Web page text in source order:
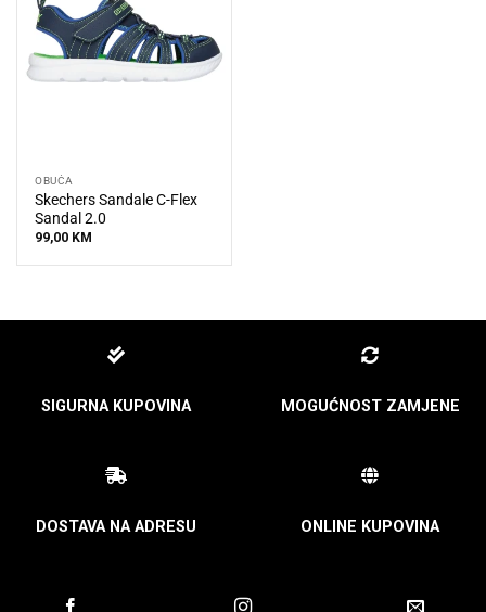
OBUĆA
Skechers Sandale C-Flex
Sandal 2.0
99,00 KM
SIGURNA KUPOVINA MOGUĆNOST ZAMJENE
DOSTAVA NA ADRESU ONLINE KUPOVINA